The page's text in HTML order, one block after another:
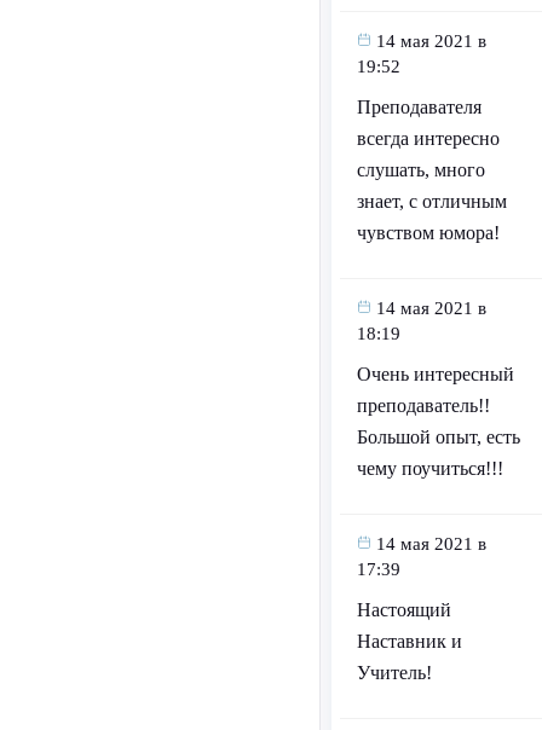
14 мая 2021 в
19:52
Преподавателя
всегда интересно
слушать, много
знает, с отличным
чувством юмора!
14 мая 2021 в
18:19
Очень интересный
преподаватель!!
Большой опыт, есть
чему поучиться!!!
14 мая 2021 в
17:39
Настоящий
Наставник и
Учитель!